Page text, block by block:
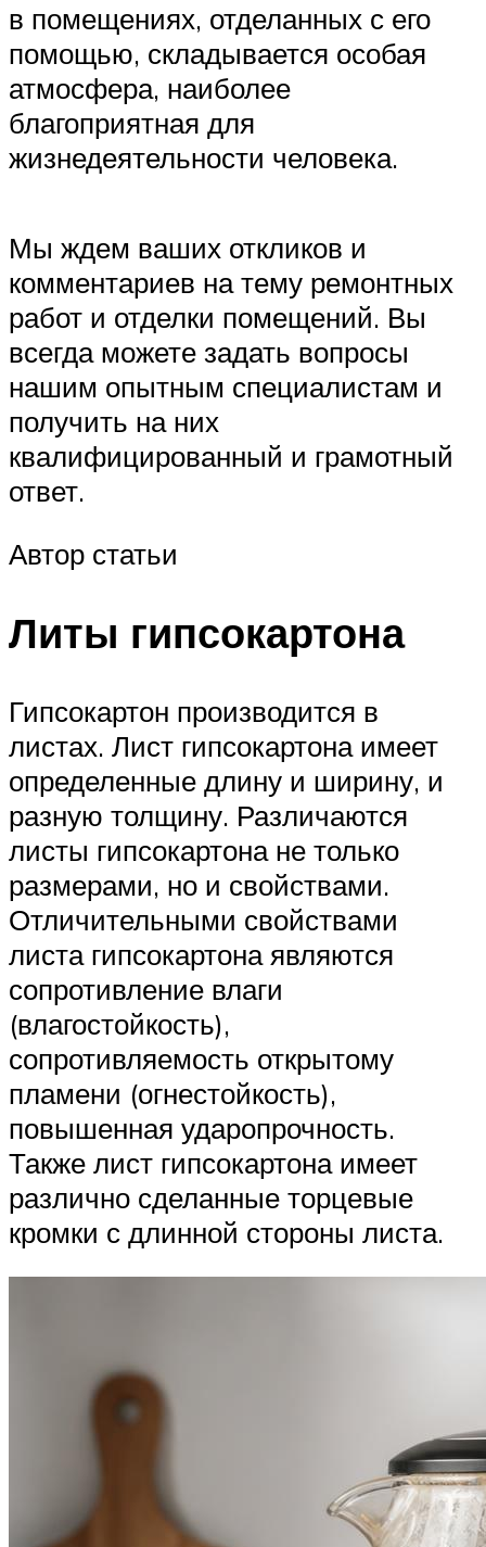
в помещениях, отделанных с его
помощью, складывается особая
атмосфера, наиболее
благоприятная для
жизнедеятельности человека.
Мы ждем ваших откликов и
комментариев на тему ремонтных
работ и отделки помещений. Вы
всегда можете задать вопросы
нашим опытным специалистам и
получить на них
квалифицированный и грамотный
ответ.
Автор статьи
Литы гипсокартона
Гипсокартон производится в
листах. Лист гипсокартона имеет
определенные длину и ширину, и
разную толщину. Различаются
листы гипсокартона не только
размерами, но и свойствами.
Отличительными свойствами
листа гипсокартона являются
сопротивление влаги
(влагостойкость),
сопротивляемость открытому
пламени (огнестойкость),
повышенная ударопрочность.
Также лист гипсокартона имеет
различно сделанные торцевые
кромки с длинной стороны листа.